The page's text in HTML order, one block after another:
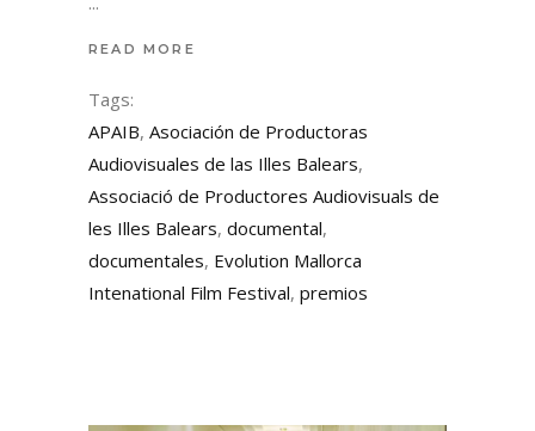
READ MORE
Tags:
APAIB, Asociación de Productoras
Audiovisuales de las Illes Balears,
Associació de Productores Audiovisuals de
les Illes Balears, documental,
documentales, Evolution Mallorca
Intenational Film Festival, premios